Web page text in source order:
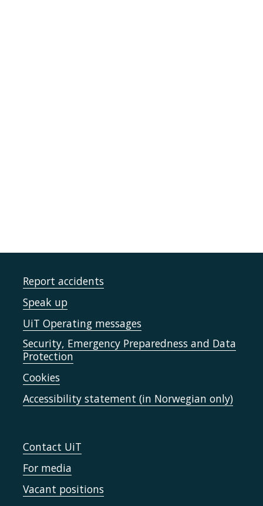
Report accidents
Speak up
UiT Operating messages
Security, Emergency Preparedness and Data
Protection
Cookies
Accessibility statement (in Norwegian only)
Contact UiT
For media
Vacant positions